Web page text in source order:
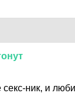
секс-ник, и